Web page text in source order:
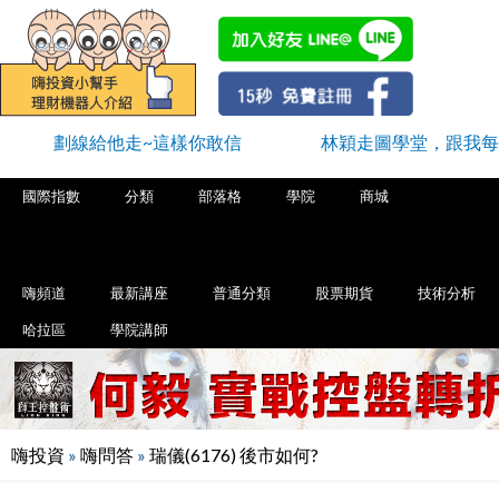
劃線給他走~這樣你敢信 林穎走圖學堂，跟我
國際指數 分類 部落格 學院 商城
嗨頻道 最新講座 普通分類 股票期貨 技術分析
哈拉區 學院講師
嗨投資 » 嗨問答 » 瑞儀(6176) 後市如何?